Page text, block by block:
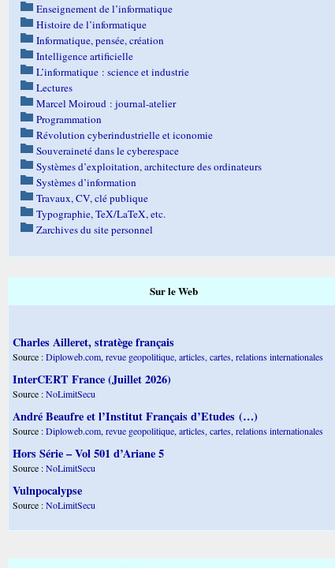
Enseignement de l’informatique
Histoire de l’informatique
Informatique, pensée, création
Intelligence artificielle
L’informatique : science et industrie
Lectures
Marcel Moiroud : journal-atelier
Programmation
Révolution cyberindustrielle et iconomie
Souveraineté dans le cyberespace
Systèmes d’exploitation, architecture des ordinateurs
Systèmes d’information
Travaux, CV, clé publique
Typographie, TeX/LaTeX, etc.
Zarchives du site personnel
Sur le Web
Charles Ailleret, stratège français
Source :Diploweb.com, revue geopolitique, articles, cartes, relations internationales
InterCERT France (Juillet 2026)
Source :NoLimitSecu
André Beaufre et l’Institut Français d’Etudes (…)
Source :Diploweb.com, revue geopolitique, articles, cartes, relations internationales
Hors Série – Vol 501 d’Ariane 5
Source :NoLimitSecu
Vulnpocalypse
Source :NoLimitSecu